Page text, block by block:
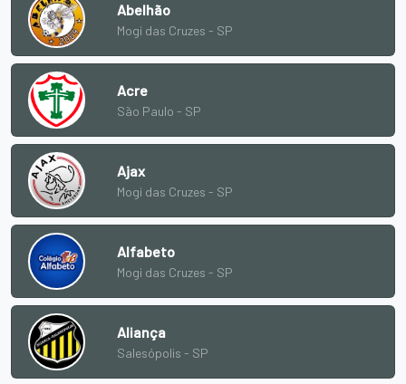
Abelhão
Mogi das Cruzes - SP
Acre
São Paulo - SP
Ajax
Mogi das Cruzes - SP
Alfabeto
Mogi das Cruzes - SP
Aliança
Salesópolis - SP